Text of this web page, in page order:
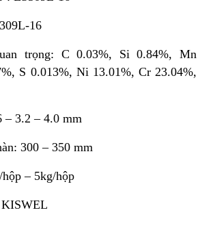
16
trọng: C 0.03%, Si 0.84%, Mn
S 0.013%, Ni 13.01%, Cr 23.04%,
3.2 – 4.0 mm
300 – 350 mm
– 5kg/hộp
KISWEL